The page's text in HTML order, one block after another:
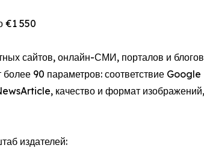
€1 550
сайтов, онлайн-СМИ, порталов и
90 параметров: соответствие
качество и формат
издателей: